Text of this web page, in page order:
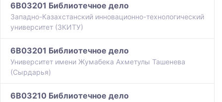
6B03201 Библиотечное дело
Западно-Казахстанский инновационно-технологический
университет (ЗКИТУ)
6B03201 Библиотечное дело
Университет имени Жумабека Ахметулы Ташенева
(Сырдарья)
6B03210 Библиотечное дело